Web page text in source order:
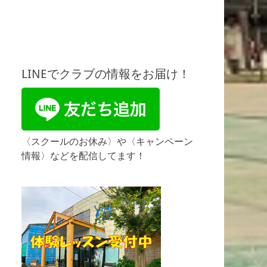
LINEでクラブの情報をお届け！
〈スクールのお休み〉や〈キャンペーン
情報〉などを配信してます！